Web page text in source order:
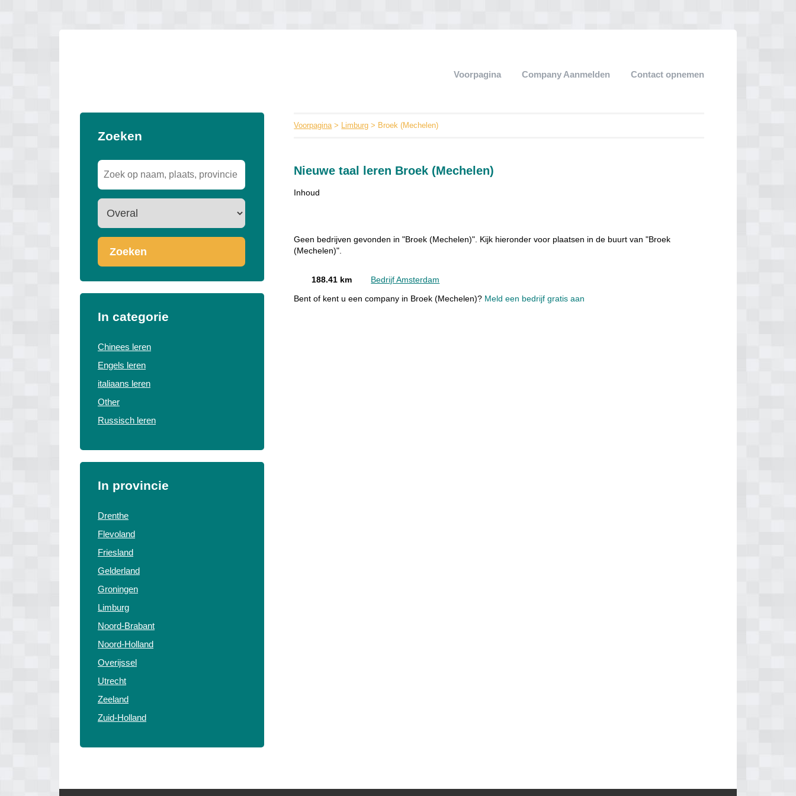
Voorpagina Company Aanmelden Contact opnemen
Zoeken
Zoeken
In categorie
Chinees leren
Engels leren
italiaans leren
Other
Russisch leren
In provincie
Drenthe
Flevoland
Friesland
Gelderland
Groningen
Limburg
Noord-Brabant
Noord-Holland
Overijssel
Utrecht
Zeeland
Zuid-Holland
Voorpagina> Limburg > Broek (Mechelen)
Nieuwe taal leren Broek (Mechelen)
Inhoud
Geen bedrijven gevonden in "Broek (Mechelen)". Kijk hieronder voor plaatsen in de buurt van "Broek
(Mechelen)".
188.41 km Bedrijf Amsterdam
Bent of kent u een company in Broek (Mechelen)? Meld een bedrijf gratis aan